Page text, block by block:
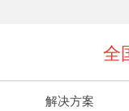
全
解决方案